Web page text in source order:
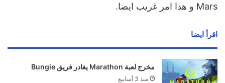
Mars و هذا امر غريب ايضا.
اقرأ ايضا
مخرج لعبة Marathon يغادر فريق Bungie
منذ 3 أسابيع